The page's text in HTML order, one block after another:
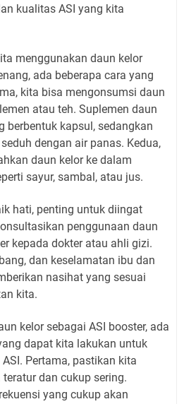
kualitas ASI yang kita
menggunakan daun kelor
ada beberapa cara yang
kita bisa mengonsumsi daun
atau teh. Suplemen daun
berbentuk kapsul, sedangkan
dengan air panas. Kedua,
daun kelor ke dalam
sayur, sambal, atau jus.
hati, penting untuk diingat
penggunaan daun
kepada dokter atau ahli gizi.
dan keselamatan ibu dan
nasihat yang sesuai
kita.
kelor sebagai ASI booster, ada
dapat kita lakukan untuk
Pertama, pastikan kita
dan cukup sering.
yang cukup akan